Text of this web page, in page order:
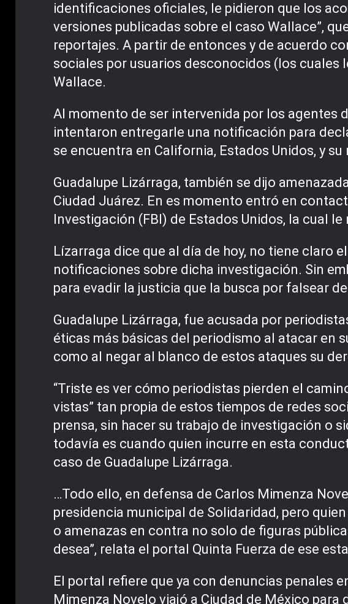
identificaciones oficiales, le pidieron que los
versiones publicadas sobre el caso Wallace”,
reportajes. A partir de entonces y de acuerdo
sociales por usuarios desconocidos (los cuales
Wallace.
Al momento de ser intervenida por los agentes
intentaron entregarle una notificación para
se encuentra en California, Estados Unidos, y
Guadalupe Lizárraga, también se dijo
Ciudad Juárez. En es momento entró en
Investigación (FBI) de Estados Unidos, la cual
Lízarraga dice que al día de hoy, no tiene claro
notificaciones sobre dicha investigación. Sin
para evadir la justicia que la busca por falsear
Guadalupe Lizárraga, fue acusada por
éticas más básicas del periodismo al atacar en
como al negar al blanco de estos ataques su
“Triste es ver cómo periodistas pierden el
vistas” tan propia de estos tiempos de redes
prensa, sin hacer su trabajo de investigación o
todavía es cuando quien incurre en esta
caso de Guadalupe Lizárraga.
…Todo ello, en defensa de Carlos Mimenza
presidencia municipal de Solidaridad, pero
o amenazas en contra no solo de figuras
desea”, relata el portal Quinta Fuerza de ese
El portal refiere que ya con denuncias penales
Mimenza Novelo viajó a Ciudad de México